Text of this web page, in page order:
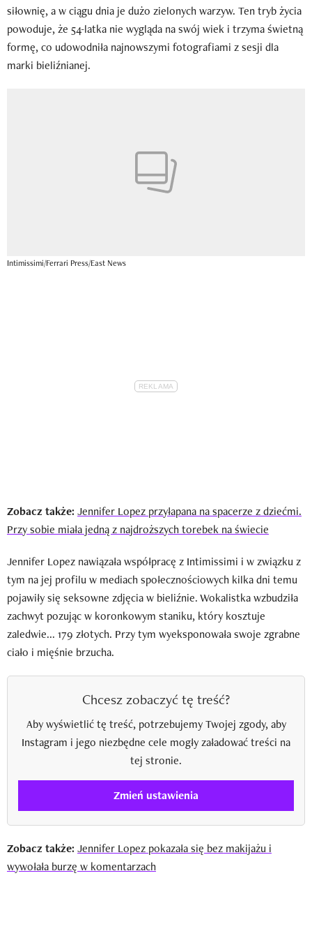
siłownię, a w ciągu dnia je dużo zielonych warzyw. Ten tryb życia
powoduje, że 54-latka nie wygląda na swój wiek i trzyma świetną
formę, co udowodniła najnowszymi fotografiami z sesji dla
marki bieliźnianej.
Intimissimi/Ferrari Press/East News
Zobacz także: Jennifer Lopez przyłapana na spacerze z dziećmi.
Przy sobie miała jedną z najdroższych torebek na świecie
Jennifer Lopez nawiązała współpracę z Intimissimi i w związku z
tym na jej profilu w mediach społecznościowych kilka dni temu
pojawiły się seksowne zdjęcia w bieliźnie. Wokalistka wzbudziła
zachwyt pozując w koronkowym staniku, który kosztuje
zaledwie... 179 złotych. Przy tym wyeksponowała swoje zgrabne
ciało i mięśnie brzucha.
Chcesz zobaczyć tę treść?
Aby wyświetlić tę treść, potrzebujemy Twojej zgody, aby
Instagram i jego niezbędne cele mogły załadować treści na
tej stronie.
Zmień ustawienia
Zobacz także: Jennifer Lopez pokazała się bez makijażu i
wywołała burzę w komentarzach